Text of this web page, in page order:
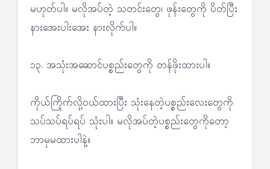
မဟုတ်ပါ။ မလိုအပ်တဲ့ သတင်းတွေ၊ ဖုန်းတွေကို ပိတ်ပြီး
နားအေးပါးအေး နားလိုက်ပါ။
၁၃. အသုံးအဆောင်ပစ္စည်းတွေကို တန်ဖိုးထားပါ။
ကိုယ်ကြိုက်လို့ဝယ်ထားပြီး သုံးနေတဲ့ပစ္စည်းလေးတွေကို
သပ်သပ်ရပ်ရပ် သုံးပါ။ မလိုအပ်တဲ့ပစ္စည်းတွေကိုတော့
ဘာမှမထားပါနဲ့။